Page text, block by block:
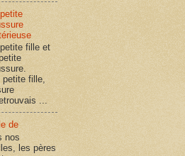
fille et
petite fille,
...
de
nos
les pères